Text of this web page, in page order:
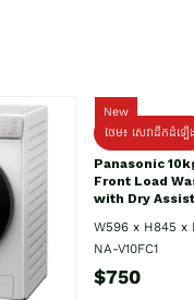
New
ថែម៖ សេវាដឹកដំឡើ
Panasonic
Front Load
with Dry Assist
W596 x H845 x
NA-V10FC1
$750